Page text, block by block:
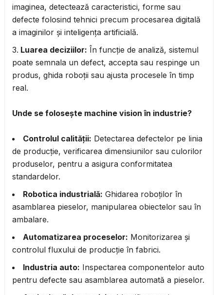
imaginea, detectează caracteristici, forme sau
defecte folosind tehnici precum procesarea digitală
a imaginilor și inteligența artificială.
Luarea deciziilor: În funcție de analiză, sistemul
poate semnala un defect, accepta sau respinge un
produs, ghida roboții sau ajusta procesele în timp
real.
Unde se folosește machine vision în industrie?
Controlul calității: Detectarea defectelor pe linia
de producție, verificarea dimensiunilor sau culorilor
produselor, pentru a asigura conformitatea
standardelor.
Robotica industrială: Ghidarea roboților în
asamblarea pieselor, manipularea obiectelor sau în
ambalare.
Automatizarea proceselor: Monitorizarea și
controlul fluxului de producție în fabrici.
Industria auto: Inspectarea componentelor auto
pentru defecte sau asamblarea automată a pieselor.